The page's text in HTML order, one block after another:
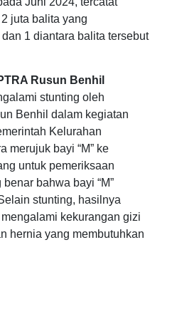
juta balita yang
1 diantara balita tersebut
Rusun Benhil
stunting oleh
Benhil dalam kegiatan
Kelurahan
merujuk bayi “M” ke
untuk pemeriksaan
bahwa bayi “M”
stunting, hasilnya
mengalami kekurangan gizi
hernia yang membutuhkan